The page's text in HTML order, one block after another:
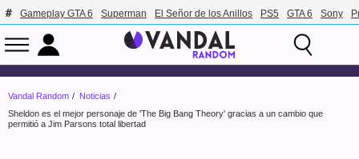
Gameplay GTA 6 Superman El Señor de los Anillos PS5 GTA 6 Sony
Vandal Random
Noticias
Sheldon es el mejor personaje de 'The Big Bang Theory' gracias a un cambio que
permitió a Jim Parsons total libertad